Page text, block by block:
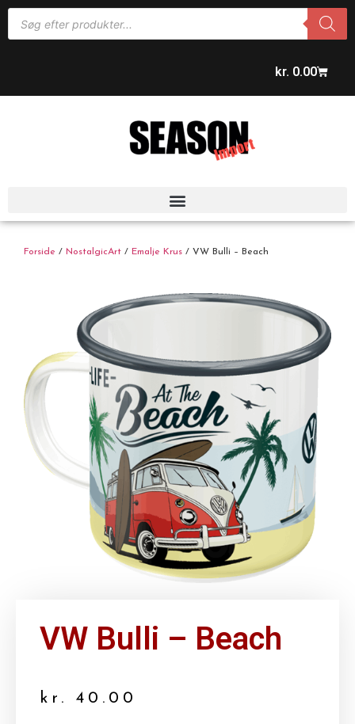
kr. 0.00
Forside / NostalgicArt / Emalje Krus / VW Bulli – Beach
VW Bulli – Beach
kr. 40.00